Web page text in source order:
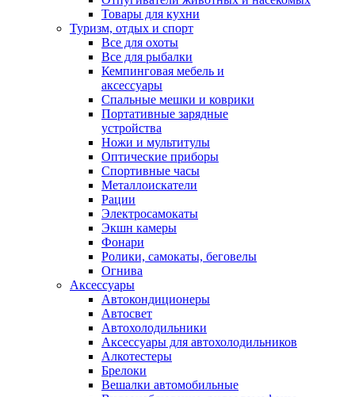
Товары для кухни
Туризм, отдых и спорт
Все для охоты
Все для рыбалки
Кемпинговая мебель и
аксессуары
Спальные мешки и коврики
Портативные зарядные
устройства
Ножи и мультитулы
Оптические приборы
Спортивные часы
Металлоискатели
Рации
Электросамокаты
Экшн камеры
Фонари
Ролики, самокаты, беговелы
Огнива
Аксессуары
Автокондиционеры
Aвтосвет
Автохолодильники
Аксессуары для автохолодильников
Алкотестеры
Брелоки
Вешалки автомобильные